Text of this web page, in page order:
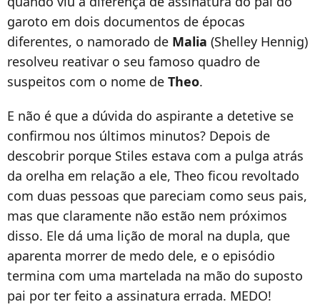
garoto em dois documentos de épocas
diferentes, o namorado de Malia (Shelley Hennig)
resolveu reativar o seu famoso quadro de
suspeitos com o nome de Theo.
E não é que a dúvida do aspirante a detetive se
confirmou nos últimos minutos? Depois de
descobrir porque Stiles estava com a pulga atrás
da orelha em relação a ele, Theo ficou revoltado
com duas pessoas que pareciam como seus pais,
mas que claramente não estão nem próximos
disso. Ele dá uma lição de moral na dupla, que
aparenta morrer de medo dele, e o episódio
termina com uma martelada na mão do suposto
pai por ter feito a assinatura errada. MEDO!